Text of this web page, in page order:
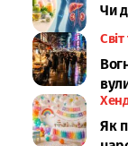
Чи
Як